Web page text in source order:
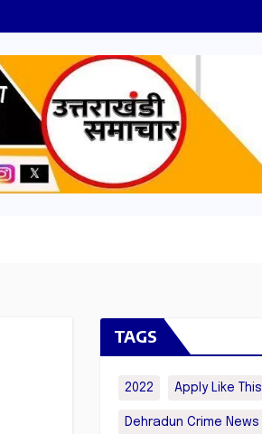
TAGS
2022 Apply Like This
Dehradun Crime News